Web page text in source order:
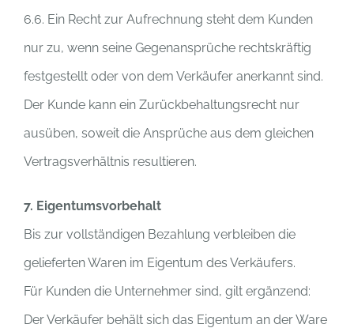
6.6. Ein Recht zur Aufrechnung steht dem Kunden
nur zu, wenn seine Gegenansprüche rechtskräftig
festgestellt oder von dem Verkäufer anerkannt sind.
Der Kunde kann ein Zurückbehaltungsrecht nur
ausüben, soweit die Ansprüche aus dem gleichen
Vertragsverhältnis resultieren.
7. Eigentumsvorbehalt
Bis zur vollständigen Bezahlung verbleiben die
gelieferten Waren im Eigentum des Verkäufers.
Für Kunden die Unternehmer sind, gilt ergänzend:
Der Verkäufer behält sich das Eigentum an der Ware